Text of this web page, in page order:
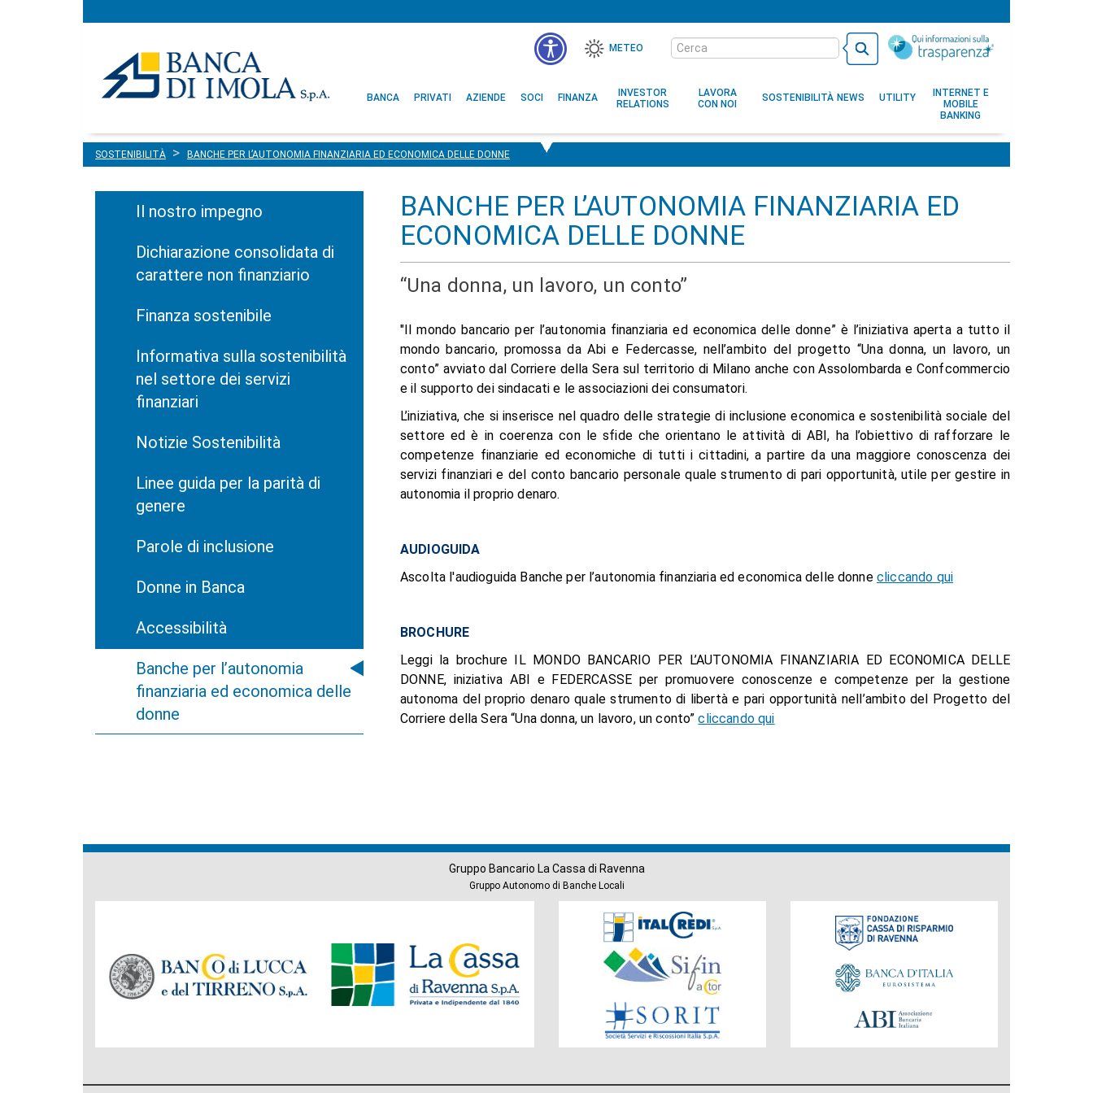
METEO
Cerca
nel
sito
principale
BANCA PRIVATI AZIENDE SOCI FINANZA
INVESTOR
RELATIONS
LAVORA
CON NOI
SOSTENIBILITÀ NEWS UTILITY
INTERNET E
MOBILE
BANKING
SOSTENIBILITÀ BANCHE PER L’AUTONOMIA FINANZIARIA ED ECONOMICA DELLE DONNE
Il nostro impegno
Dichiarazione consolidata di
carattere non finanziario
Finanza sostenibile
Informativa sulla sostenibilità
nel settore dei servizi
finanziari
Notizie Sostenibilità
Linee guida per la parità di
genere
Parole di inclusione
Donne in Banca
Accessibilità
Banche per l’autonomia
finanziaria ed economica delle
donne
BANCHE PER L’AUTONOMIA FINANZIARIA ED
ECONOMICA DELLE DONNE
“Una donna, un lavoro, un conto”
"Il mondo bancario per l’autonomia finanziaria ed economica delle donne” è l’iniziativa aperta a tutto il
mondo bancario, promossa da Abi e Federcasse, nell’ambito del progetto “Una donna, un lavoro, un
conto” avviato dal Corriere della Sera sul territorio di Milano anche con Assolombarda e Confcommercio
e il supporto dei sindacati e le associazioni dei consumatori.
L’iniziativa, che si inserisce nel quadro delle strategie di inclusione economica e sostenibilità sociale del
settore ed è in coerenza con le sfide che orientano le attività di ABI, ha l’obiettivo di rafforzare le
competenze finanziarie ed economiche di tutti i cittadini, a partire da una maggiore conoscenza dei
servizi finanziari e del conto bancario personale quale strumento di pari opportunità, utile per gestire in
autonomia il proprio denaro.
AUDIOGUIDA
Ascolta l'audioguida Banche per l’autonomia finanziaria ed economica delle donne cliccando qui
BROCHURE
Leggi la brochure IL MONDO BANCARIO PER L’AUTONOMIA FINANZIARIA ED ECONOMICA DELLE
DONNE, iniziativa ABI e FEDERCASSE per promuovere conoscenze e competenze per la gestione
autonoma del proprio denaro quale strumento di libertà e pari opportunità nell’ambito del Progetto del
Corriere della Sera “Una donna, un lavoro, un conto”cliccando qui
Gruppo Bancario La Cassa di Ravenna
Gruppo Autonomo di Banche Locali
Gruppo
Società
Gruppo
Fondazione